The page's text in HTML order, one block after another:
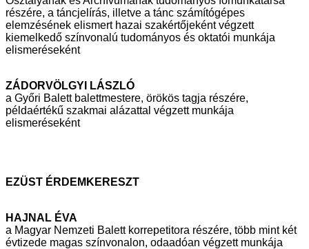
részére, a táncjelírás, illetve a tánc számítógépes
elemzésének elismert hazai szakértőjeként végzett
kiemelkedő színvonalú tudományos és oktatói munkája
elismeréseként
ZÁDORVÖLGYI LÁSZLÓ
a Győri Balett balettmestere, örökös tagja részére,
példaértékű szakmai alázattal végzett munkája
elismeréseként
EZÜST ÉRDEMKERESZT
HAJNAL ÉVA
a Magyar Nemzeti Balett korrepetitora részére, több mint két
évtizede magas színvonalon, odaadóan végzett munkája